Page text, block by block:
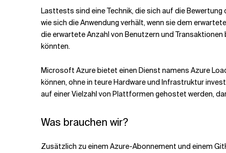
Verwandte Themen
Lasttests sind eine Technik, die sich auf die
wie sich die Anwendung verhält, wenn sie dem
die erwartete Anzahl von Benutzern und
könnten.
Microsoft Azure bietet einen Dienst namens Azure
können, ohne in teure Hardware und Infrastruktur
auf einer Vielzahl von Plattformen gehostet werden,
Was brauchen wir?
Zusätzlich zu einem Azure-Abonnement und einem